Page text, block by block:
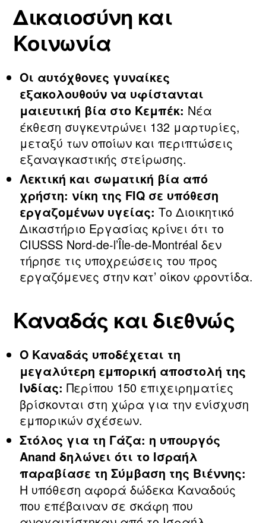
Δικαιοσύνη και
Κοινωνία
Οι αυτόχθονες γυναίκες
εξακολουθούν να υφίστανται
μαιευτική βία στο Κεμπέκ: Νέα
έκθεση συγκεντρώνει 132 μαρτυρίες,
μεταξύ των οποίων και περιπτώσεις
εξαναγκαστικής στείρωσης.
Λεκτική και σωματική βία από
χρήστη: νίκη της FIQ σε υπόθεση
εργαζομένων υγείας: Το Διοικητικό
Δικαστήριο Εργασίας κρίνει ότι το
CIUSSS Nord‑de‑l’Île‑de‑Montréal δεν
τήρησε τις υποχρεώσεις του προς
εργαζόμενες στην κατ’ οίκον φροντίδα.
Καναδάς και διεθνώς
Ο Καναδάς υποδέχεται τη
μεγαλύτερη εμπορική αποστολή της
Ινδίας: Περίπου 150 επιχειρηματίες
βρίσκονται στη χώρα για την ενίσχυση
εμπορικών σχέσεων.
Στόλος για τη Γάζα: η υπουργός
Anand δηλώνει ότι το Ισραήλ
παραβίασε τη Σύμβαση της Βιέννης:
Η υπόθεση αφορά δώδεκα Καναδούς
που επέβαιναν σε σκάφη που